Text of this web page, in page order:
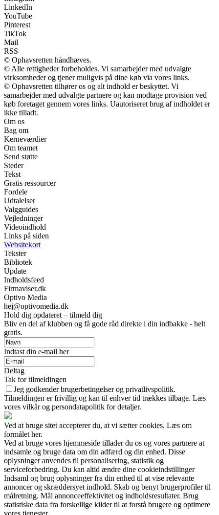
LinkedIn
YouTube
Pinterest
TikTok
Mail
RSS
© Ophavsretten håndhæves.
© Alle rettigheder forbeholdes. Vi samarbejder med udvalgte
virksomheder og tjener muligvis på dine køb via vores links.
© Ophavsretten tilhører os og alt indhold er beskyttet. Vi
samarbejder med udvalgte partnere og kan modtage provision ved
køb foretaget gennem vores links. Uautoriseret brug af indholdet er
ikke tilladt.
Om os
Bag om
Kerneværdier
Om teamet
Send støtte
Steder
Tekst
Gratis ressourcer
Fordele
Udtalelser
Valgguides
Vejledninger
Videoindhold
Links på siden
Websitekort
Tekster
Bibliotek
Update
Indholdsfeed
Firmaviser.dk
Optivo Media
hej@optivomedia.dk
Hold dig opdateret – tilmeld dig
Bliv en del af klubben og få gode råd direkte i din indbakke - helt
gratis.
Indtast din e-mail her
Deltag
Tak for tilmeldingen
Jeg godkender brugerbetingelser og privatlivspolitik.
Tilmeldingen er frivillig og kan til enhver tid trækkes tilbage. Læs
vores vilkår og persondatapolitik for detaljer.
Ved at bruge sitet accepterer du, at vi sætter cookies. Læs om
formålet her.
Ved at bruge vores hjemmeside tillader du os og vores partnere at
indsamle og bruge data om din adfærd og din enhed. Disse
oplysninger anvendes til personalisering, statistik og
serviceforbedring. Du kan altid ændre dine cookieindstillinger
Indsaml og brug oplysninger fra din enhed til at vise relevante
annoncer og skræddersyet indhold. Skab og benyt brugerprofiler til
målretning. Mål annonceeffektivitet og indholdsresultater. Brug
statistiske data fra forskellige kilder til at forstå brugere og optimere
vores tjenester